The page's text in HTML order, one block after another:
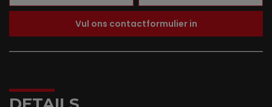
Vul ons contactformulier in